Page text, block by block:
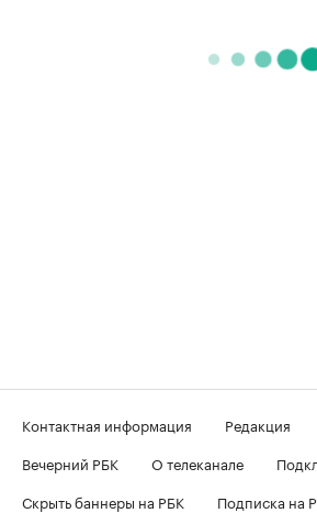
Контактная информация Редакция
Вечерний РБК
О телеканале
Скрыть баннеры на РБК
Подписка на